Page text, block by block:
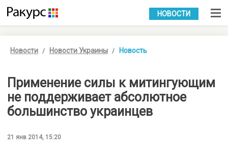
УКР РУС
НОВОСТИ
Новости Новости Украины Новость
Применение силы к митингующим
не поддерживает абсолютное
большинство украинцев
21 янв 2014, 15:20